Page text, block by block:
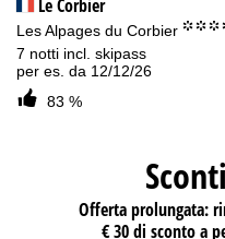
Le Corbier
Les Alpages du Corbier
7 notti incl. skipass
per es. da 12/12/26
83 %
Offerta prolungata:
€ 30 di sconto a